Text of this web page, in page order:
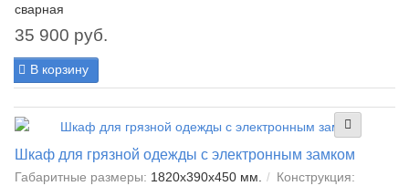
сварная
35 900 руб.
В корзину
Шкаф для грязной одежды с электронным замком
Габаритные размеры: 1820x390x450 мм.
Конструкция: